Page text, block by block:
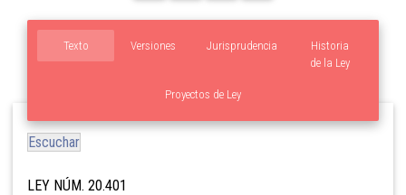
Texto Versiones
Proyectos de Ley
Jurisprudencia
Historia
de la Ley
Escuchar
LEY NÚM. 20.401